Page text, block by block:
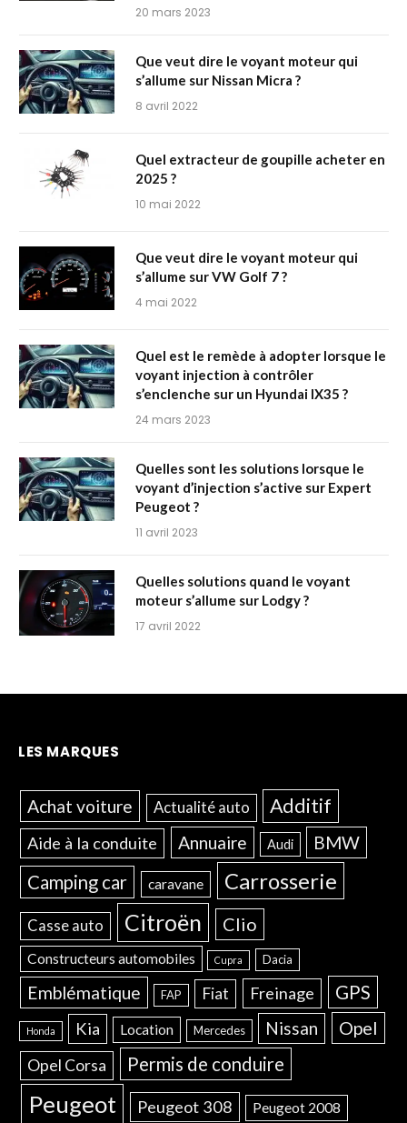
20 mars 2023
Que veut dire le voyant moteur qui
s’allume sur Nissan Micra ?
8 avril 2022
Quel extracteur de goupille acheter en
2025 ?
10 mai 2022
Que veut dire le voyant moteur qui
s’allume sur VW Golf 7 ?
4 mai 2022
Quel est le remède à adopter lorsque le
voyant injection à contrôler
s’enclenche sur un Hyundai IX35 ?
24 mars 2023
Quelles sont les solutions lorsque le
voyant d’injection s’active sur Expert
Peugeot ?
11 avril 2023
Quelles solutions quand le voyant
moteur s’allume sur Lodgy ?
17 avril 2022
LES MARQUES
Achat voiture Actualité auto Additif
Aide à la conduite Annuaire Audi BMW
Camping car caravane Carrosserie
Casse auto Citroën Clio
Constructeurs automobiles Cupra Dacia
Emblématique FAP Fiat Freinage GPS
Honda Kia Location Mercedes Nissan Opel
Opel Corsa Permis de conduire
Peugeot Peugeot 308 Peugeot 2008